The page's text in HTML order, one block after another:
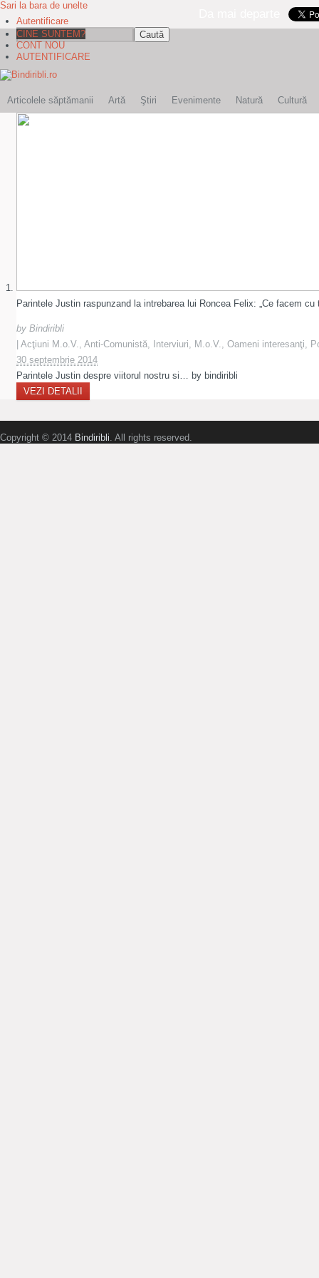
CINE SUNTEM?
CONT NOU
AUTENTIFICARE
Articolele săptămanii Artă Ştiri Evenimente Natură Cultură
Parintele Justin raspunzand la intrebarea lui Roncea Felix: „Ce facem cu
byBindiribli
Acţiuni M.o.V. ,Anti-Comunistă Interviuri M.o.V. ,Oameni interesanţi
30 septembrie 2014
Parintele Justin despre viitorul nostru si… by bindiribli
VEZI DETALII
Copyright © 2014 Bindiribli . All rights reserved.
Sari la bara de unelte
Autentificare
Caută